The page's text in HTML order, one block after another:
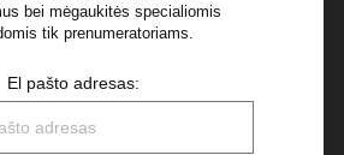
su Privatumo Politikos
bei mėgaukitės specialiomis
tik prenumeratoriams.
El pašto adresas: